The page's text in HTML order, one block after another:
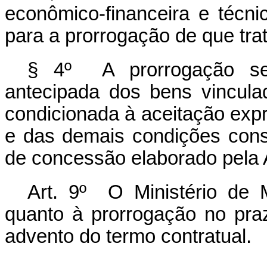
econômico-financeira e
para a prorrogação de que
§ 4º A prorrogação
antecipada dos bens
condicionada à aceitação
e das demais condições
de concessão elaborado pela
Art. 9º O Ministério de
quanto à prorrogação no
advento do termo contratual.